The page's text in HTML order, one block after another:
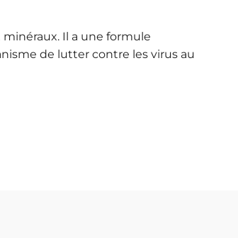
Il a une formule
de lutter contre les virus au